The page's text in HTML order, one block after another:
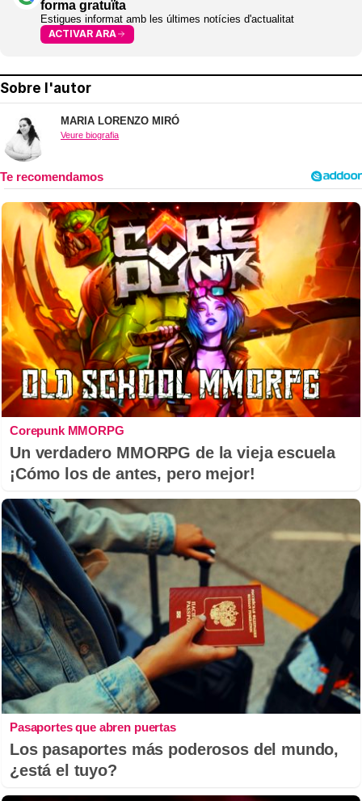
forma gratuïta
Estigues informat amb les últimes notícies d'actualitat
ACTIVAR ARA
Sobre l'autor
MARIA LORENZO MIRÓ
Veure biografia
Corepunk MMORPG
Un verdadero MMORPG de la vieja escuela
¡Cómo los de antes, pero mejor!
Pasaportes que abren puertas
Los pasaportes más poderosos del mundo,
¿está el tuyo?